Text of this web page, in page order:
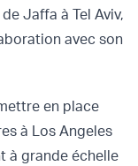
Jaffa à Tel Aviv,
avec son
en place
à Los Angeles
à grande échelle